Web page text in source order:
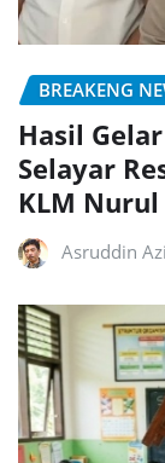
BREAKENG
Hasil
Selayar
KLM
Asruddin